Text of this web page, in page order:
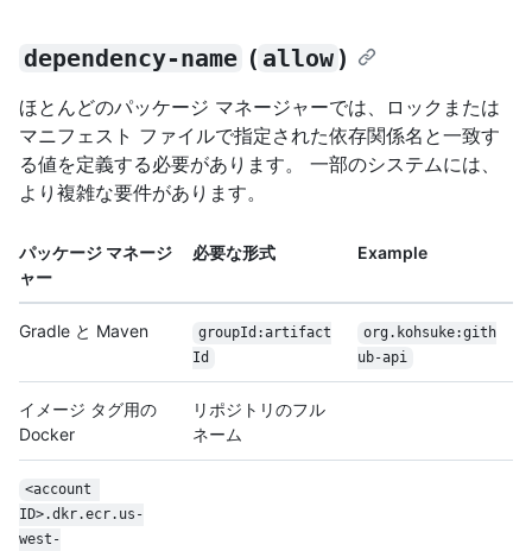
dependency-name ( allow )
ほとんどのパッケージ マネージャーでは、ロックまたは
マニフェスト ファイルで指定された依存関係名と一致す
る値を定義する必要があります。 一部のシステムには、
より複雑な要件があります。
パッケージ マネージ
ャー
必要な形式 Example
Gradle と Maven
groupId:artifact
Id
org.kohsuke:gith
ub-api
イメージ タグ用の
Docker
リポジトリのフル
ネーム
<account
ID>.dkr.ecr.us-
west-